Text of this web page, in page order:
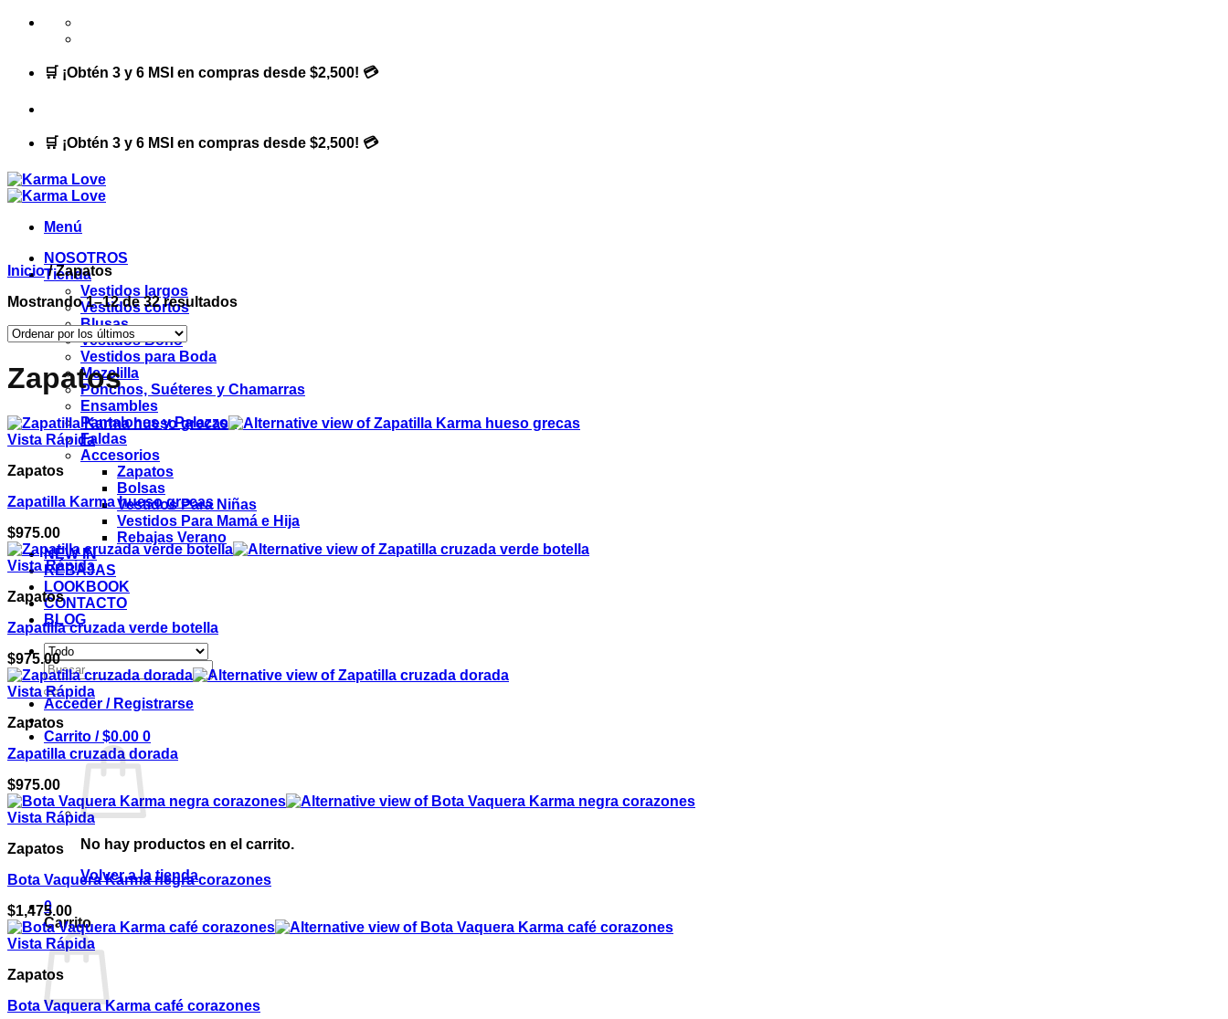
Saltar
🛒 ¡Obtén 3 y 6 MSI en compras desde $2,500! 💳
🛒 ¡Obtén 3 y 6 MSI en compras desde $2,500! 💳
Menú
NOSOTROS
Tienda
Vestidos largos
Vestidos cortos
Blusas
Vestidos Boho
Vestidos para Boda
Mezclilla
Ponchos, Suéteres y Chamarras
Ensambles
Pantalones y Palazzos
Faldas
Accesorios
Zapatos
Bolsas
Vestidos Para Niñas
Vestidos Para Mamá e Hija
Rebajas Verano
NEW IN
REBAJAS
LOOKBOOK
CONTACTO
BLOG
Buscar
por:
Acceder / Registrarse
Carrito /$0.00 0
No hay productos en el carrito.
Volver a la tienda
0
Carrito
Inicio /Zapatos
Mostrando 1–12 de 32 resultadosOrdenado
Zapatos
Vista Rápida
Zapatos
Zapatilla Karma hueso grecas
$975.00
Vista Rápida
Zapatos
Zapatilla cruzada verde botella
$975.00
Vista Rápida
Zapatos
Zapatilla cruzada dorada
$975.00
Vista Rápida
Zapatos
Bota Vaquera Karma negra corazones
$1,475.00
Vista Rápida
Zapatos
Bota Vaquera Karma café corazones